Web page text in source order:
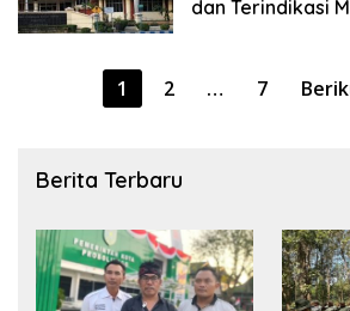
dan Terindikasi
Paginasi
1 2 … 7
Berita Terbaru